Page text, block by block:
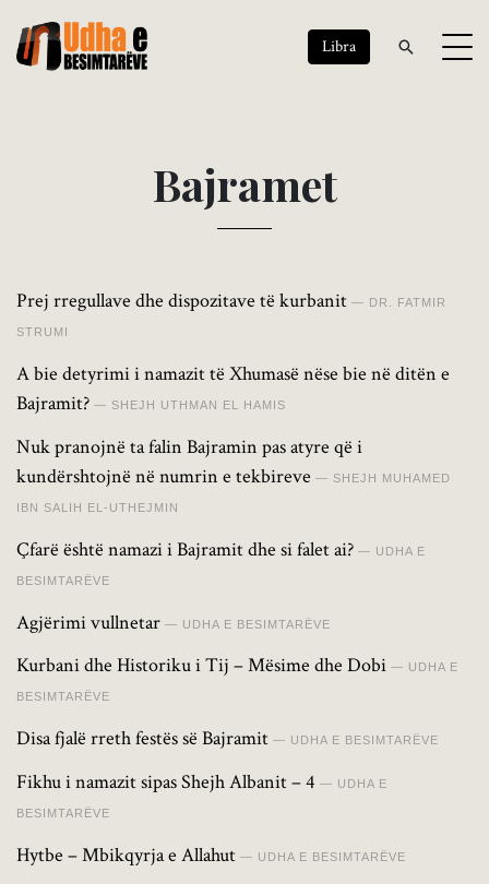
Libra
Bajramet
Prej rregullave dhe dispozitave të kurbanit DR. FATMIR
STRUMI
A bie detyrimi i namazit të Xhumasë nëse bie në ditën e
Bajramit?
SHEJH UTHMAN EL HAMIS
Nuk pranojnë ta falin Bajramin pas atyre që i
kundërshtojnë në numrin e tekbireve
SHEJH MUHAMED
IBN SALIH EL-UTHEJMIN
Çfarë është namazi i Bajramit dhe si falet ai? UDHA E
BESIMTARËVE
Agjërimi vullnetar UDHA E BESIMTARËVE
Kurbani dhe Historiku i Tij – Mësime dhe Dobi UDHA E
BESIMTARËVE
Disa fjalë rreth festës së Bajramit UDHA E BESIMTARËVE
Fikhu i namazit sipas Shejh Albanit – 4 UDHA E
BESIMTARËVE
Hytbe – Mbikqyrja e Allahut UDHA E BESIMTARËVE